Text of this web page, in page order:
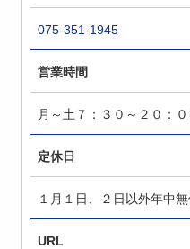
075-351-1945
営業時間
月～土７：３０～２０：
定休日
１月１日、２日以外年中
URL